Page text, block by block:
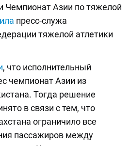
Чемпионат Азии по тяжелой
пресс-служа
тяжелой атлетики
, что исполнительный
чемпионат Азии из
Тогда решение
в связи с тем, что
ограничило все
пассажиров между